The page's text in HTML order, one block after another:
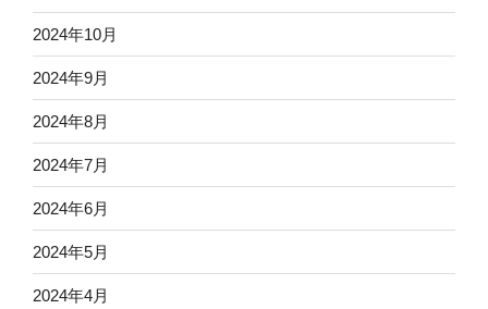
2024年10月
2024年9月
2024年8月
2024年7月
2024年6月
2024年5月
2024年4月